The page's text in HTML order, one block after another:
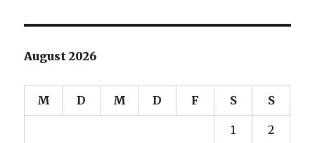
August 2026
M D M D F S S
1 2